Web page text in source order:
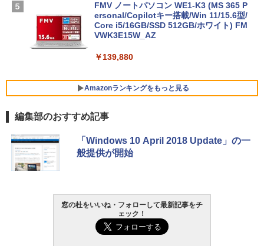
FMV ノートパソコン WE1-K3 (MS 365 P
ersonal/Copilotキー搭載/Win 11/15.6型/
Core i5/16GB/SSD 512GB/ホワイト) FM
VWK3E15W_AZ
￥139,880
Amazonランキングをもっと見る
Robloxギフトカード - 800 Robux 【限
定バーチャルアイテムを含む】 【オンラ
インゲームコード】 ロブロックス | オン
Robloxギフトカード - 1000 Robux 【限
定バーチャルアイテムを含む】 【オンラ
生成AIパスポート公式テキスト 第４版
￥1,766
AIイラスト表現辞典: 思い通りの絵を引き
出す プロンプトの言葉 AI画像生成シリー
ズ (はぴーイラストLabo)
Amazon Kindle Paperwhite (16GB) 7イ
ンチディスプレイ、色調調節ライト、12
週間持続バッテリー、広告なし、ブラッ
Amazon Kindle - 目に優しい、かさばら
ない、大きな画面で読みやすい、6週間持
編集部のおすすめ記事
「Windows 10 April 2018 Update」の一
般提供が開始
窓の杜をいいね・フォローして最新記事をチ
ェック！